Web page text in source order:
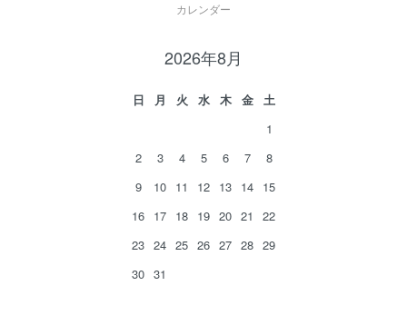
カレンダー
2026年8月
日 月 火 水 木 金
土
1
2
3 4 5 6 7
8
9
10 11 12 13 14 15
16 17 18 19 20 21
22
23 24 25 26 27 28 29
30 31